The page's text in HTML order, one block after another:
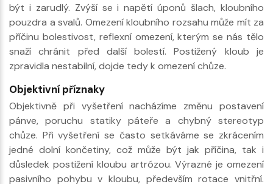
být i zarudlý. Zvýší se i napětí úponů šlach, kloubního
pouzdra a svalů. Omezení kloubního rozsahu může mít za
příčinu bolestivost, reflexní omezení, kterým se nás tělo
snaží chránit před další bolestí. Postižený kloub je
zpravidla nestabilní, dojde tedy k omezení chůze.
Objektivní příznaky
Objektivně při vyšetření nacházíme změnu postavení
pánve, poruchu statiky páteře a chybný stereotyp
chůze. Při vyšetření se často setkáváme se zkrácením
jedné dolní končetiny, což může být jak příčina, tak i
důsledek postižení kloubu artrózou. Výrazné je omezení
pasivního pohybu v kloubu, především rotace vnitřní.